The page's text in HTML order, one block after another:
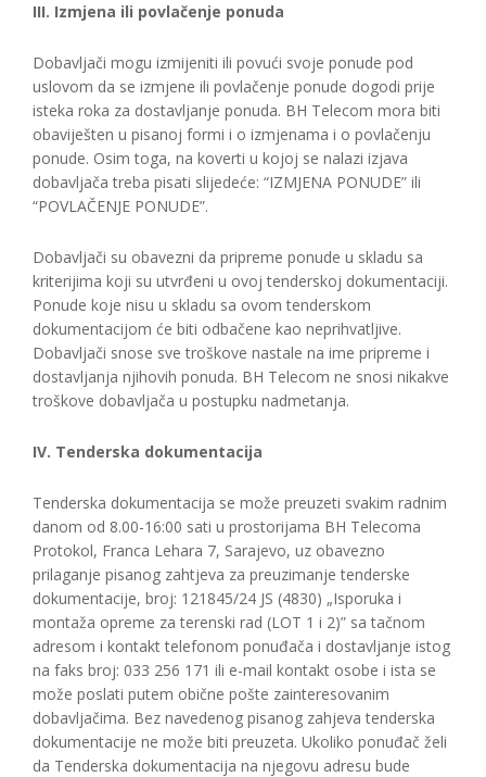
III. Izmjena ili povlačenje ponuda
Dobavljači mogu izmijeniti ili povući svoje ponude pod
uslovom da se izmjene ili povlačenje ponude dogodi prije
isteka roka za dostavljanje ponuda. BH Telecom mora biti
obaviješten u pisanoj formi i o izmjenama i o povlačenju
ponude. Osim toga, na koverti u kojoj se nalazi izjava
dobavljača treba pisati slijedeće: “IZMJENA PONUDE” ili
“POVLAČENJE PONUDE”.
Dobavljači su obavezni da pripreme ponude u skladu sa
kriterijima koji su utvrđeni u ovoj tenderskoj dokumentaciji.
Ponude koje nisu u skladu sa ovom tenderskom
dokumentacijom će biti odbačene kao neprihvatljive.
Dobavljači snose sve troškove nastale na ime pripreme i
dostavljanja njihovih ponuda. BH Telecom ne snosi nikakve
troškove dobavljača u postupku nadmetanja.
IV. Tenderska dokumentacija
Tenderska dokumentacija se može preuzeti svakim radnim
danom od 8.00-16:00 sati u prostorijama BH Telecoma
Protokol, Franca Lehara 7, Sarajevo, uz obavezno
prilaganje pisanog zahtjeva za preuzimanje tenderske
dokumentacije, broj: 121845/24 JS (4830) „Isporuka i
montaža opreme za terenski rad (LOT 1 i 2)” sa tačnom
adresom i kontakt telefonom ponuđača i dostavljanje istog
na faks broj: 033 256 171 ili e-mail kontakt osobe i ista se
može poslati putem obične pošte zainteresovanim
dobavljačima. Bez navedenog pisanog zahjeva tenderska
dokumentacije ne može biti preuzeta. Ukoliko ponuđač želi
da Tenderska dokumentacija na njegovu adresu bude